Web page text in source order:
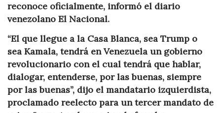
reconoce oficialmente, informó el diario
venezolano El Nacional.
“El que llegue a la Casa Blanca, sea Trump o
sea Kamala, tendrá en Venezuela un gobierno
revolucionario con el cual tendrá que hablar,
dialogar, entenderse, por las buenas, siempre
por las buenas”, dijo el mandatario izquierdista,
proclamado reelecto para un tercer mandato de